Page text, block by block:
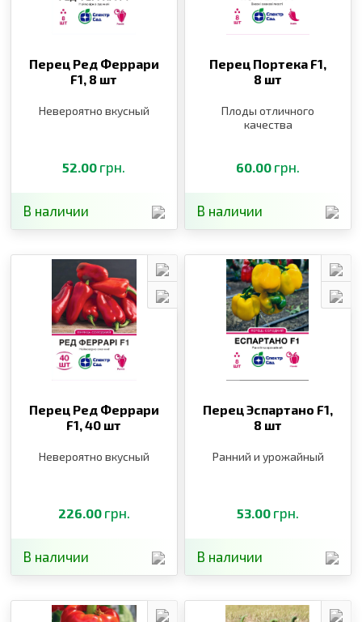
Перец Ред Феррари
F1, 8 шт
Невероятно вкусный
52.00 грн.
В наличии
Перец Портека F1,
8 шт
Плоды отличного
качества
60.00 грн.
В наличии
Перец Ред Феррари
F1,40 шт
Невероятно вкусный
226.00 грн.
В наличии
Перец Эспартано F1,
8 шт
Ранний и урожайный
53.00 грн.
В наличии